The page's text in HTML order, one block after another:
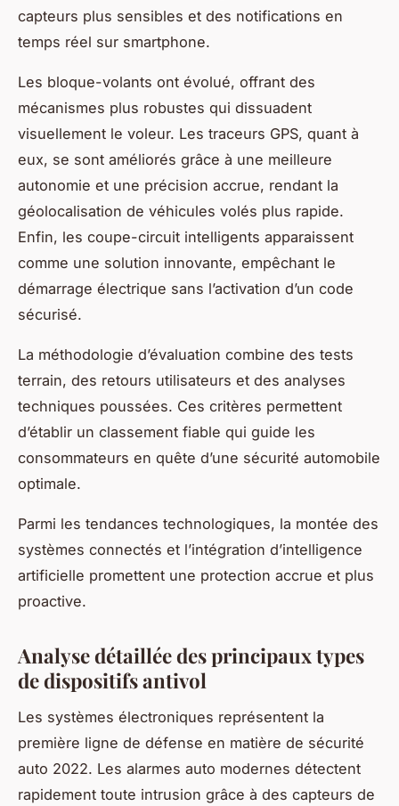
capteurs plus sensibles et des notifications en
temps réel sur smartphone.
Les bloque-volants ont évolué, offrant des
mécanismes plus robustes qui dissuadent
visuellement le voleur. Les traceurs GPS, quant à
eux, se sont améliorés grâce à une meilleure
autonomie et une précision accrue, rendant la
géolocalisation de véhicules volés plus rapide.
Enfin, les coupe-circuit intelligents apparaissent
comme une solution innovante, empêchant le
démarrage électrique sans l’activation d’un code
sécurisé.
La méthodologie d’évaluation combine des tests
terrain, des retours utilisateurs et des analyses
techniques poussées. Ces critères permettent
d’établir un classement fiable qui guide les
consommateurs en quête d’une sécurité automobile
optimale.
Parmi les tendances technologiques, la montée des
systèmes connectés et l’intégration d’intelligence
artificielle promettent une protection accrue et plus
proactive.
Analyse détaillée des principaux types
de dispositifs antivol
Les systèmes électroniques représentent la
première ligne de défense en matière de sécurité
auto 2022. Les alarmes auto modernes détectent
rapidement toute intrusion grâce à des capteurs de